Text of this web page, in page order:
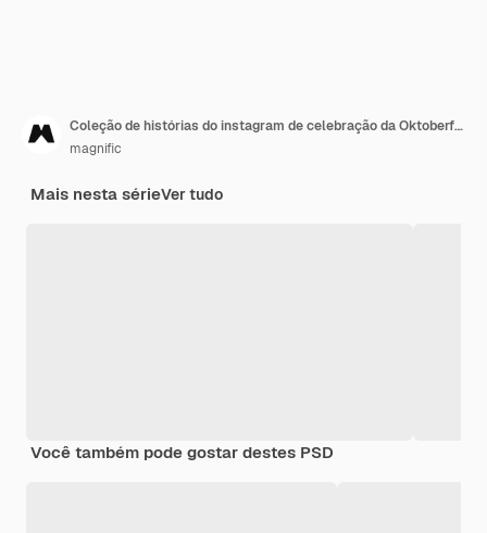
Coleção de histórias do instagram de celebração da Oktoberfest
magnific
Mais nesta sérieVer tudo
Você também pode gostar destes PSD